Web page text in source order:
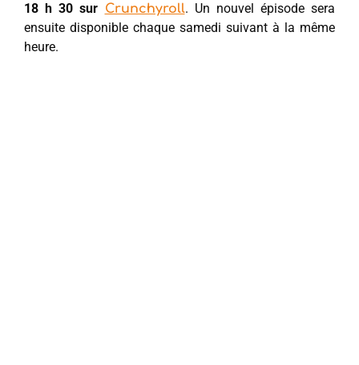
18 h 30 sur Crunchyroll. Un nouvel épisode sera
ensuite disponible chaque samedi suivant à la même
heure.